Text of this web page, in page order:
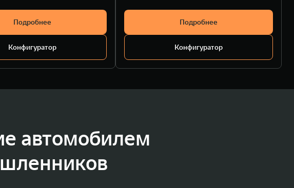
Подробнее
Конфигуратор
Подробнее
Конфигуратор
автомобилем